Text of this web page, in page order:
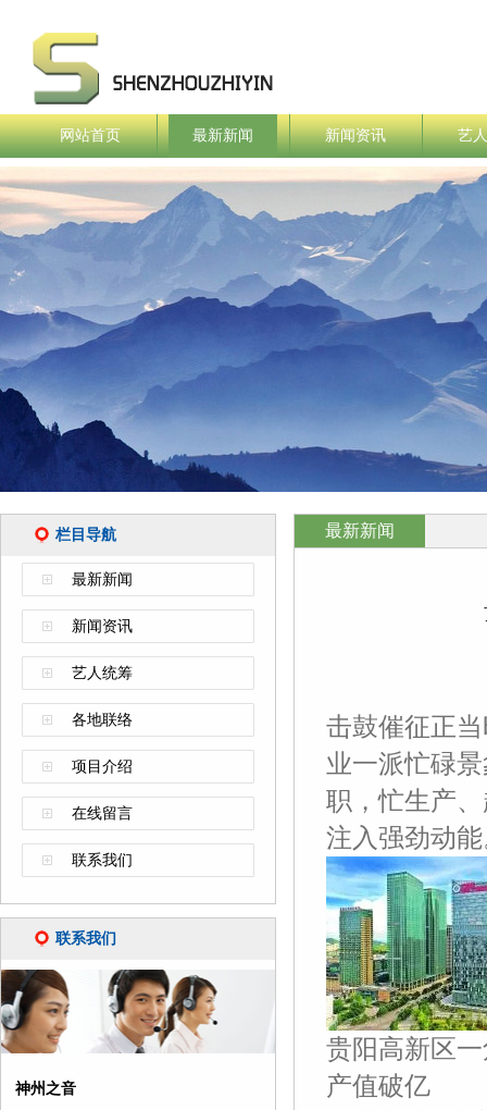
网站首页 最新新闻 新闻资讯 艺
栏目导航
最新新闻
新闻资讯
艺人统筹
各地联络
项目介绍
在线留言
联系我们
联系我们
神州之音
最新新闻
击鼓催征正
业一派忙碌
职，忙生产
注入强劲动
贵阳高新区
产值破亿